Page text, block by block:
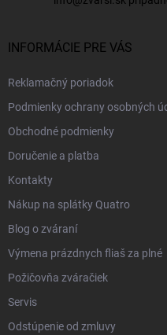
INFORMÁCIE PRE VÁS
Reklamačný poriadok
Podmienky ochrany osobných
Obchodné podmienky
Doručenie a platba
Kontakty
Nákup na splátky Quatro
Blog o zváraní
Výmena prázdnych fliaš za plné
Požičovňa zváračiek
Servis
Odstúpenie od zmluvy